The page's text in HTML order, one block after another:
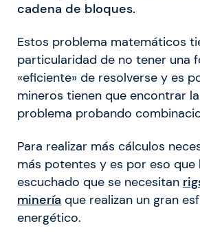
cadena de bloques.
Estos problema matemáticos
particularidad de no tener una
«eficiente» de resolverse y es
mineros tienen que encontrar
problema probando
Para realizar más cálculos
más potentes y es por eso que
escuchado que se necesitan
minería que realizan un gran
energético.